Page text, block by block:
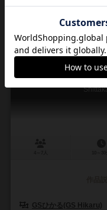
興味あり 経験
知
GSひかる(GS Hikaru)